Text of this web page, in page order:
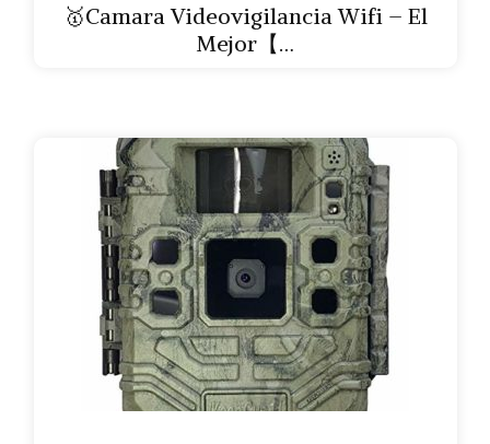
🥇Camara Videovigilancia Wifi – El
Mejor【…